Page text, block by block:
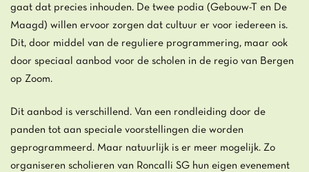
gaat dat precies inhouden. De twee podia (Gebouw-T en De
Maagd) willen ervoor zorgen dat cultuur er voor iedereen is.
Dit, door middel van de reguliere programmering, maar ook
door speciaal aanbod voor de scholen in de regio van Bergen
op Zoom.
Dit aanbod is verschillend. Van een rondleiding door de
panden tot aan speciale voorstellingen die worden
geprogrammeerd. Maar natuurlijk is er meer mogelijk. Zo
organiseren scholieren van Roncalli SG hun eigen evenement